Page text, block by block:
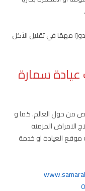
مهمًا في تقليل الأكل
سمارة
من حول العالم. كما و
الامراض المزمنة
العيادة او خدمة